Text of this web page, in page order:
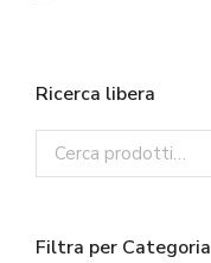
Ricerca libera
Filtra per Categoria